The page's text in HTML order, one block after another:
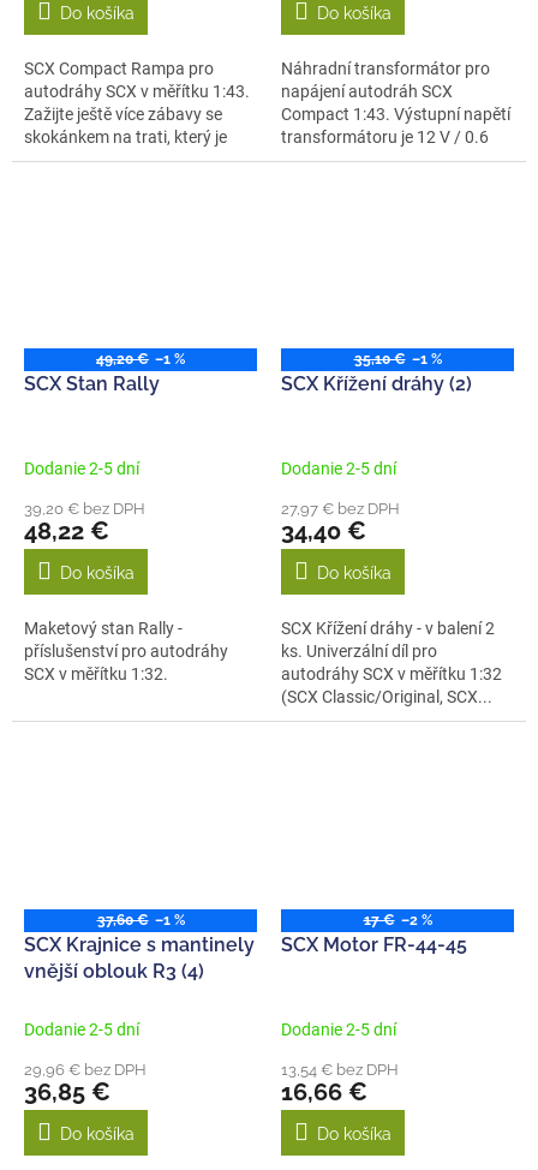
Do košíka
SCX Compact Rampa pro
autodráhy SCX v měřítku 1:43.
Zažijte ještě více zábavy se
skokánkem na trati, který je
tvoře...
Do košíka
Náhradní transformátor pro
napájení autodráh SCX
Compact 1:43. Výstupní napětí
transformátoru je 12 V / 0.6
A....
49,20 € –1 %
SCX Stan Rally
Dodanie 2-5 dní
39,20 € bez DPH
48,22 €
Do košíka
Maketový stan Rally -
příslušenství pro autodráhy
SCX v měřítku 1:32.
35,10 € –1 %
SCX Křížení dráhy (2)
Dodanie 2-5 dní
27,97 € bez DPH
34,40 €
Do košíka
SCX Křížení dráhy - v balení 2
ks. Univerzální díl pro
autodráhy SCX v měřítku 1:32
(SCX Classic/Original, SCX...
37,60 € –1 %
SCX Krajnice s mantinely
vnější oblouk R3 (4)
Dodanie 2-5 dní
29,96 € bez DPH
36,85 €
Do košíka
17 € –2 %
SCX Motor FR-44-45
Dodanie 2-5 dní
13,54 € bez DPH
16,66 €
Do košíka